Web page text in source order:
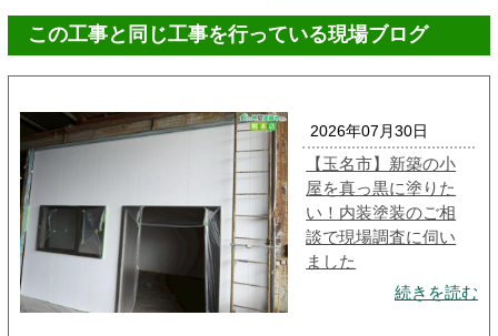
この工事と同じ工事を行っている現場ブログ
2026年07月30日
【玉名市】新築の小
屋を真っ黒に塗りた
い！内装塗装のご相
談で現場調査に伺い
ました
続きを読む